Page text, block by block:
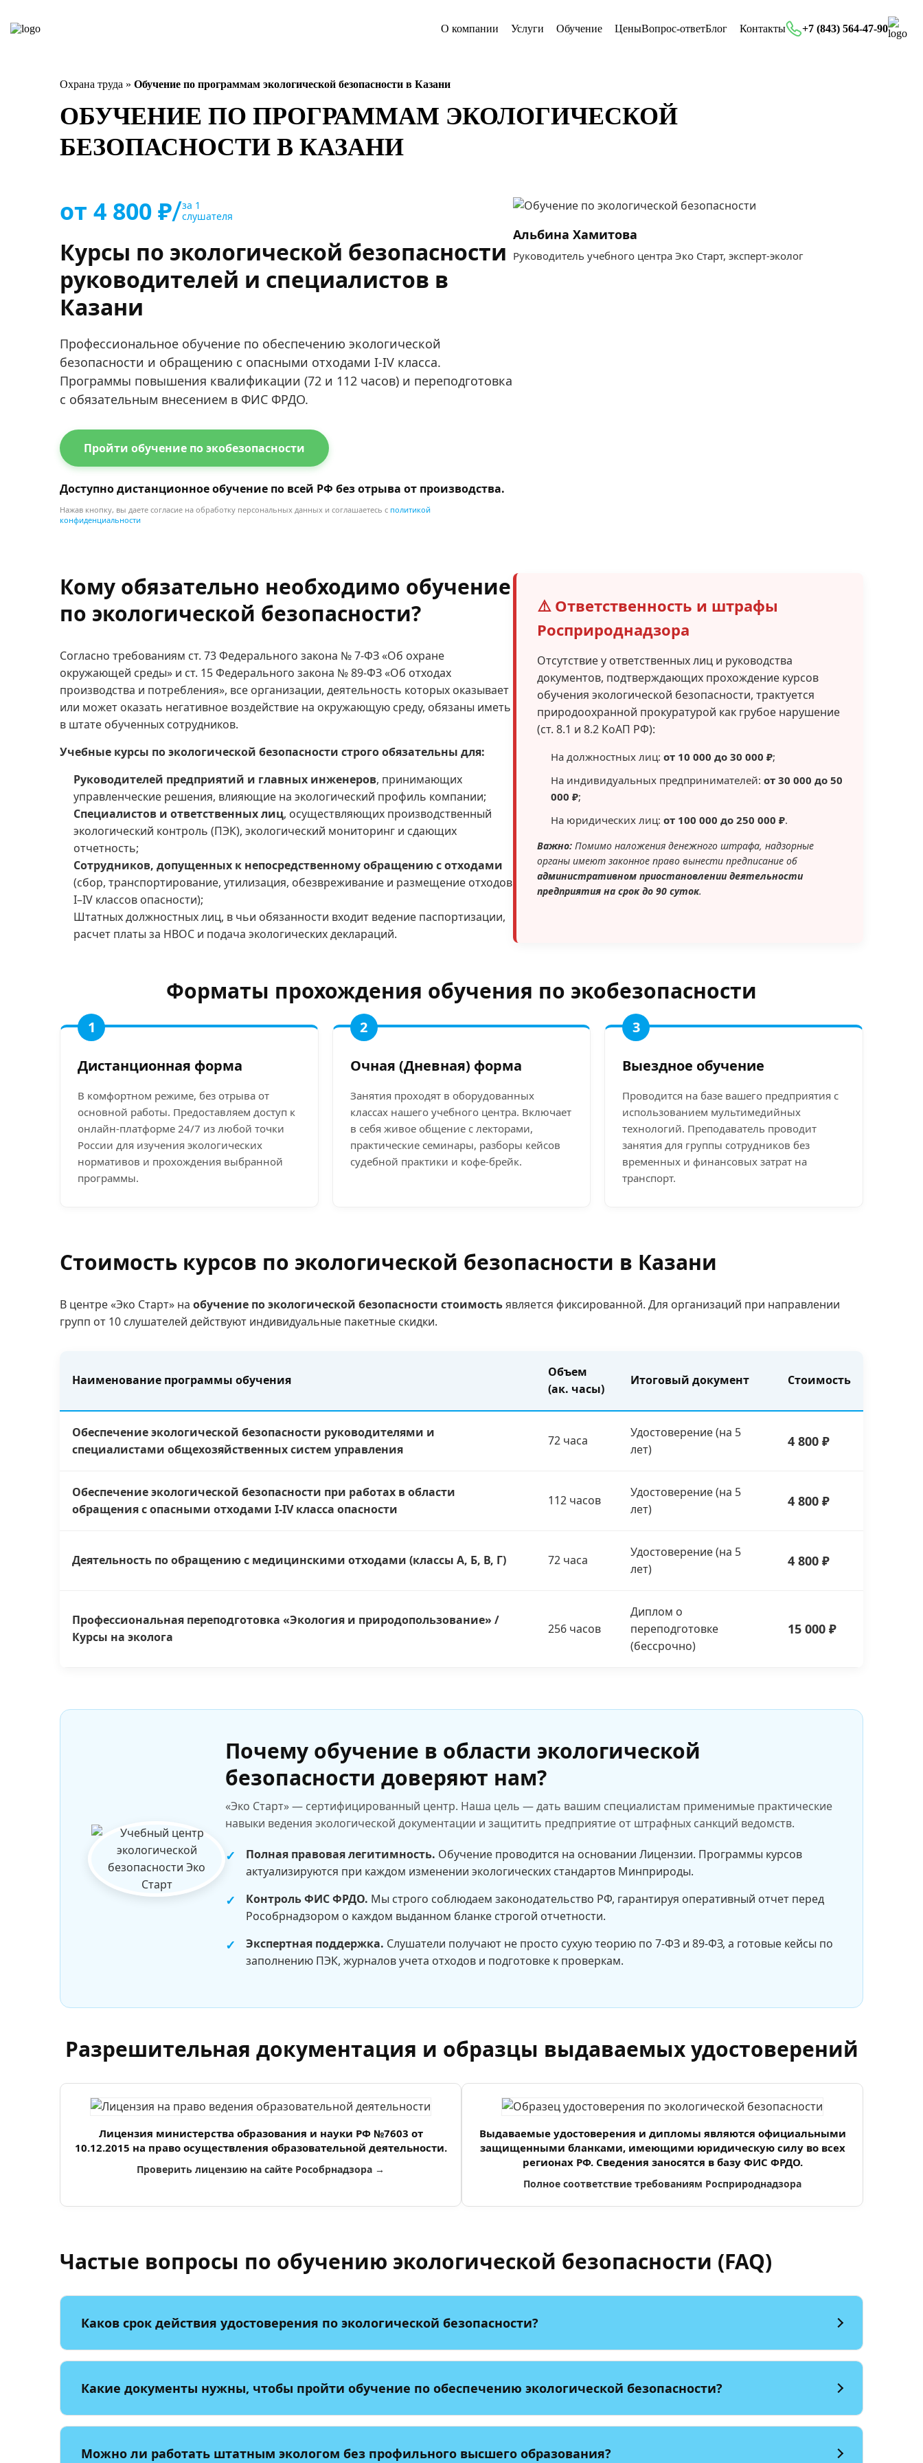
О компании Услуги Обучение ЦеныВопрос-ответБлог Контакты +7 (843) 564-47-90
Охрана труда » Обучение по программам экологической безопасности в Казани
ОБУЧЕНИЕ ПО ПРОГРАММАМ ЭКОЛОГИЧЕСКОЙ
БЕЗОПАСНОСТИ В КАЗАНИ
от 4 800 ₽/за 1
слушателя
Курсы по экологической безопасности
руководителей и специалистов в
Казани
Профессиональное обучение по обеспечению экологической
безопасности и обращению с опасными отходами I-IV класса.
Программы повышения квалификации (72 и 112 часов) и переподготовка
с обязательным внесением в ФИС ФРДО.
Пройти обучение по экобезопасности
Доступно дистанционное обучение по всей РФ без отрыва от производства.
Нажав кнопку, вы даете согласие на обработку персональных данных и соглашаетесь с политикой
конфиденциальности
Альбина Хамитова
Руководитель учебного центра Эко Старт, эксперт-эколог
Кому обязательно необходимо обучение
по экологической безопасности?
Согласно требованиям ст. 73 Федерального закона № 7-ФЗ «Об охране
окружающей среды» и ст. 15 Федерального закона № 89-ФЗ «Об отходах
производства и потребления», все организации, деятельность которых оказывает
или может оказать негативное воздействие на окружающую среду, обязаны иметь
в штате обученных сотрудников.
Учебные курсы по экологической безопасности строго обязательны для:
Руководителей предприятий и главных инженеров, принимающих
управленческие решения, влияющие на экологический профиль компании;
Специалистов и ответственных лиц, осуществляющих производственный
экологический контроль (ПЭК), экологический мониторинг и сдающих
отчетность;
Сотрудников, допущенных к непосредственному обращению с отходами
(сбор, транспортирование, утилизация, обезвреживание и размещение отходов
I–IV классов опасности);
Штатных должностных лиц, в чьи обязанности входит ведение паспортизации,
расчет платы за НВОС и подача экологических деклараций.
⚠️ Ответственность и штрафы
Росприроднадзора
Отсутствие у ответственных лиц и руководства
документов, подтверждающих прохождение курсов
обучения экологической безопасности, трактуется
природоохранной прокуратурой как грубое нарушение
(ст. 8.1 и 8.2 КоАП РФ):
На должностных лиц: от 10 000 до 30 000 ₽;
На индивидуальных предпринимателей: от 30 000 до 50
000 ₽;
На юридических лиц: от 100 000 до 250 000 ₽.
Важно: Помимо наложения денежного штрафа, надзорные
органы имеют законное право вынести предписание об
административном приостановлении деятельности
предприятия на срок до 90 суток.
Форматы прохождения обучения по экобезопасности
1
Дистанционная форма
В комфортном режиме, без отрыва от
основной работы. Предоставляем доступ к
онлайн-платформе 24/7 из любой точки
России для изучения экологических
нормативов и прохождения выбранной
программы.
2
Очная (Дневная) форма
Занятия проходят в оборудованных
классах нашего учебного центра. Включает
в себя живое общение с лекторами,
практические семинары, разборы кейсов
судебной практики и кофе-брейк.
3
Выездное обучение
Проводится на базе вашего предприятия с
использованием мультимедийных
технологий. Преподаватель проводит
занятия для группы сотрудников без
временных и финансовых затрат на
транспорт.
Стоимость курсов по экологической безопасности в Казани
В центре «Эко Старт» на обучение по экологической безопасности стоимостьявляется фиксированной. Для организаций при направлении
групп от 10 слушателей действуют индивидуальные пакетные скидки.
Наименование программы обучения
Объем
(ак. часы)
Итоговый документ Стоимость
Обеспечение экологической безопасности руководителями и
специалистами общехозяйственных систем управления
72 часа
Удостоверение (на 5
лет)
4 800 ₽
Обеспечение экологической безопасности при работах в области
обращения с опасными отходами I-IV класса опасности
112 часов
Удостоверение (на 5
лет)
4 800 ₽
Деятельность по обращению с медицинскими отходами (классы А, Б, В, Г) 72 часа
Удостоверение (на 5
лет)
4 800 ₽
Профессиональная переподготовка «Экология и природопользование» /
Курсы на эколога
256 часов
Диплом о
переподготовке
(бессрочно)
15 000 ₽
Почему обучение в области экологической
безопасности доверяют нам?
«Эко Старт» — сертифицированный центр. Наша цель — дать вашим специалистам применимые практические
навыки ведения экологической документации и защитить предприятие от штрафных санкций ведомств.
Полная правовая легитимность. Обучение проводится на основании Лицензии. Программы курсов
актуализируются при каждом изменении экологических стандартов Минприроды.
Контроль ФИС ФРДО. Мы строго соблюдаем законодательство РФ, гарантируя оперативный отчет перед
Рособрнадзором о каждом выданном бланке строгой отчетности.
Экспертная поддержка. Слушатели получают не просто сухую теорию по 7-ФЗ и 89-ФЗ, а готовые кейсы по
заполнению ПЭК, журналов учета отходов и подготовке к проверкам.
Разрешительная документация и образцы выдаваемых удостоверений
Лицензия министерства образования и науки РФ №7603 от
10.12.2015 на право осуществления образовательной деятельности.
Проверить лицензию на сайте Рособрнадзора →
Выдаваемые удостоверения и дипломы являются официальными
защищенными бланками, имеющими юридическую силу во всех
регионах РФ. Сведения заносятся в базу ФИС ФРДО.
Полное соответствие требованиям Росприроднадзора
Частые вопросы по обучению экологической безопасности (FAQ)
Каков срок действия удостоверения по экологической безопасности?
Какие документы нужны, чтобы пройти обучение по обеспечению экологической безопасности?
Можно ли работать штатным экологом без профильного высшего образования?